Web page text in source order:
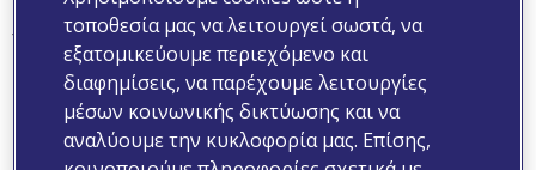
με υψηλότερη συχνότητα εμφάνισης χρόνιων
παθήσεων. Μπορεί η διατροφή μας να την
καθυστερήσει;
Μια υγιεινή διατροφή, πλούσια σε θρεπτικά συστατικά,
μπορεί να επιβραδύνει την γήρανση και να μας χαρίσει
τοποθεσία μας να λειτουργεί σωστά, να
εξατομικεύουμε περιεχόμενο και
διαφημίσεις, να παρέχουμε λειτουργίες
μέσων κοινωνικής δικτύωσης και να
αναλύουμε την κυκλοφορία μας. Επίσης,